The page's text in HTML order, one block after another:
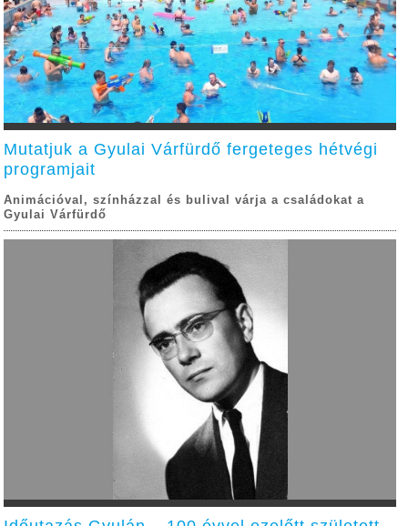
Mutatjuk a Gyulai Várfürdő fergeteges hétvégi
programjait
Animációval, színházzal és bulival várja a családokat a
Gyulai Várfürdő